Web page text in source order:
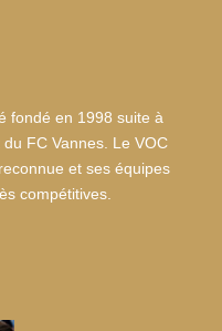
fondé en 1998 suite à
FC Vannes. Le VOC
et ses équipes
compétitives.